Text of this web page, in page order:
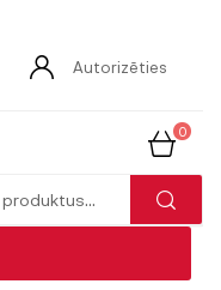
Autorizēties
0